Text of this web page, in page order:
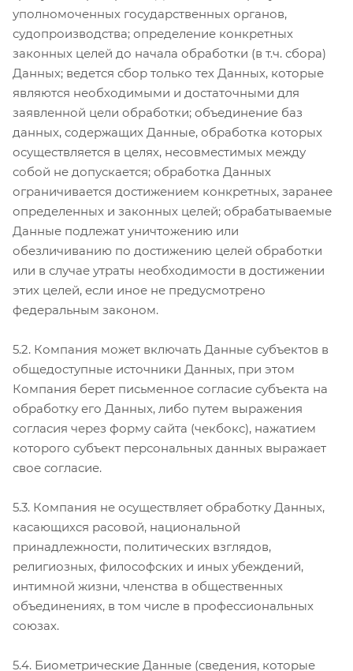
уполномоченных государственных органов,
судопроизводства; определение конкретных
законных целей до начала обработки (в т.ч. сбора)
Данных; ведется сбор только тех Данных, которые
являются необходимыми и достаточными для
заявленной цели обработки; объединение баз
данных, содержащих Данные, обработка которых
осуществляется в целях, несовместимых между
собой не допускается; обработка Данных
ограничивается достижением конкретных, заранее
определенных и законных целей; обрабатываемые
Данные подлежат уничтожению или
обезличиванию по достижению целей обработки
или в случае утраты необходимости в достижении
этих целей, если иное не предусмотрено
федеральным законом.
5.2. Компания может включать Данные субъектов в
общедоступные источники Данных, при этом
Компания берет письменное согласие субъекта на
обработку его Данных, либо путем выражения
согласия через форму сайта (чекбокс), нажатием
которого субъект персональных данных выражает
свое согласие.
5.3. Компания не осуществляет обработку Данных,
касающихся расовой, национальной
принадлежности, политических взглядов,
религиозных, философских и иных убеждений,
интимной жизни, членства в общественных
объединениях, в том числе в профессиональных
союзах.
5.4. Биометрические Данные (сведения, которые